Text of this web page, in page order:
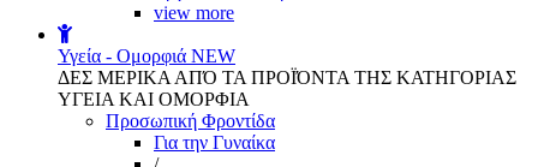
view more
Υγεία - Ομορφιά NEW
ΔΕΣ ΜΕΡΙΚΑ ΑΠΌ ΤΑ ΠΡΟΪΌΝΤΑ ΤΗΣ ΚΑΤΗΓΟΡΙΑΣ
ΥΓΕΙΑ ΚΑΙ ΟΜΟΡΦΙΑ
Προσωπική Φροντίδα
Για την Γυναίκα